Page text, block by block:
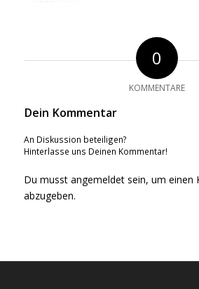
0
KOMMENTARE
Dein Kommentar
An Diskussion beteiligen?
Hinterlasse uns Deinen Kommentar!
Du musst angemeldetsein, um einen
abzugeben.